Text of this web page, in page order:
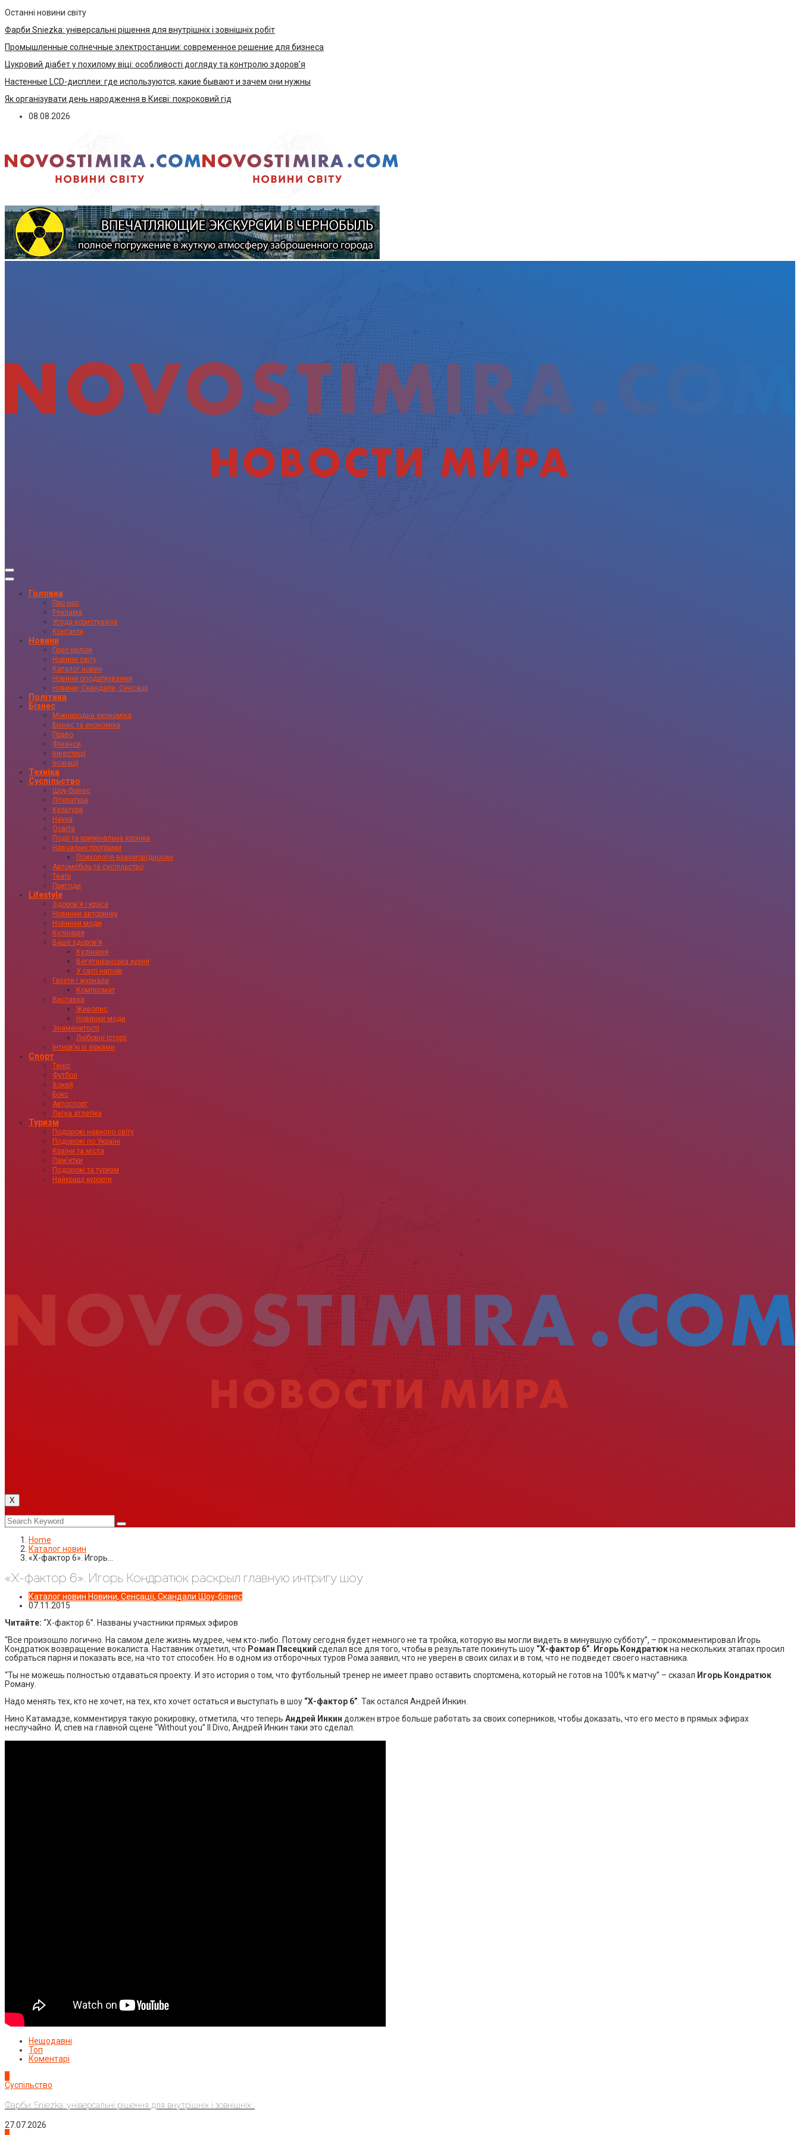
Останні новини світу
Фарби Sniezka: універсальні рішення для внутрішніх і зовнішніх робіт
Промышленные солнечные электростанции: современное решение для бизнеса
Цукровий діабет у похилому віці: особливості догляду та контролю здоров’я
Настенные LCD-дисплеи: где используются, какие бывают и зачем они нужны
Як організувати день народження в Києві: покроковий гід
08.08.2026
Головна
Про нас
Реклама
Угода користувача
Контакти
Новини
Прес-релізи
Новини світу
Каталог новин
Новини оподаткування
Новини, Скандали, Сенсації
Політика
Бізнес
Міжнародна економіка
Бізнес та економіка
Право
Фінанси
Інвестиції
Іновації
Техніка
Суспільство
Шоу-бізнес
Література
Культура
Наука
Освіта
Події та кримінальна хроніка
Навчальні програми
Психологія взаємовідносин
Автомобіль та суспільство
Театр
Пригоди
Lifestyle
Здоровʼя і краса
Новинки авторинку
Новинки моди
Кулінарія
Ваше здоровʼя
Кулінарія
Вегетаріанська кухня
У світі напоїв
Газети і журнали
Компромат
Виставка
Живопис
Новинки моди
Знаменитості
Любовні історії
Інтервʼю із зірками
Спорт
Теніс
Футбол
Хокей
Бокс
Автоспорт
Легка атлетіка
Туризм
Подорожі навколо світу
Подорожі по Україні
Країни та міста
Пам’ятки
Подорожі та туризм
Найкращі курорти
X
Home
Каталог новин
«Х-фактор 6». Игорь…
«Х-фактор 6». Игорь Кондратюк раскрыл главную интригу шоу
Каталог новин Новини, Сенсації, Скандали Шоу-бізнес
07.11.2015
Читайте: “Х-фактор 6”. Названы участники прямых эфиров
“Все произошло логично. На самом деле жизнь мудрее, чем кто-либо. Потому сегодня будет немного не та тройка, которую вы могли видеть в минувшую субботу”, – прокомментировал Игорь
Кондратюк возвращение вокалиста. Наставник отметил, что Роман Пясецкий сделал все для того, чтобы в результате покинуть шоу “Х-фактор 6” Игорь Кондратюкна нескольких этапах просил
собраться парня и показать все, на что тот способен. Но в одном из отборочных туров Рома заявил, что не уверен в своих силах и в том, что не подведет своего наставника.
“Ты не можешь полностью отдаваться проекту. И это история о том, что футбольный тренер не имеет право оставить спортсмена, который не готов на 100% к матчу” – сказал Игорь Кондратюк
Роману.
Надо менять тех, кто не хочет, на тех, кто хочет остаться и выступать в шоу “Х-фактор 6” . Так остался Андрей Инкин.
Нино Катамадзе, комментируя такую рокировку, отметила, что теперь Андрей Инкин должен втрое больше работать за своих соперников, чтобы доказать, что его место в прямых эфирах
неслучайно. И, спев на главной сцене “Without you” Il Divo, Андрей Инкин таки это сделал.
Нещодавні
Топ
Коментарі
Суспільство
Фарби Sniezka: універсальні рішення для внутрішніх і зовнішніх...
27.07.2026